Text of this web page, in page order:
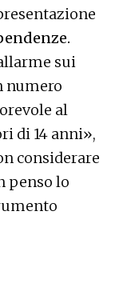
sui
numero
al
di 14 anni»,
considerare
penso lo